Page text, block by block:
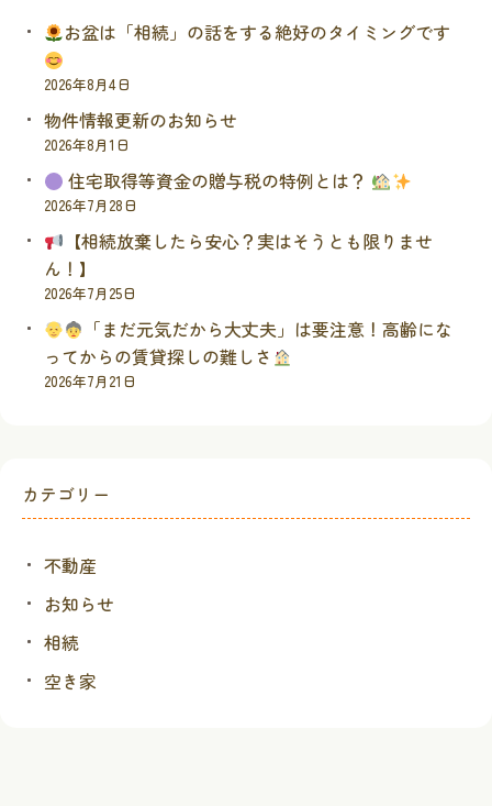
お盆は「相続」の話をする絶好のタイミングです
2026年8月4日
物件情報更新のお知らせ
2026年8月1日
住宅取得等資金の贈与税の特例とは？
2026年7月28日
【相続放棄したら安心？実はそうとも限りませ
ん！】
2026年7月25日
「まだ元気だから大丈夫」は要注意！高齢にな
ってからの賃貸探しの難しさ
2026年7月21日
カテゴリー
不動産
お知らせ
相続
空き家